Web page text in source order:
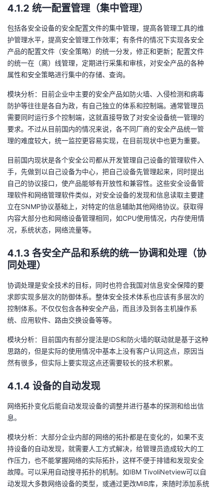
4.1.2 统一配置管理（集中管理）
包括各安全设备的安全配置文件的集中管理，提高各管理工具的维
护管理水平，提高安全管理工作效率；有条件的情况下实现各安全
产品的配置文件（安全策略）的统一分发，修正和更新；配置文件
的统一在（离）线管理，定期进行采集和审核，对安全产品的各种
属性和安全策略进行集中的存储、查询。
模块分析：目前企业中主要的安全产品如防火墙、入侵检测和病毒
防护等往往是各自为政，有自己独立的体系和控制端。通常管理员
需要同时运行多个控制端，这就直接导致了对安全设备统一管理的
要求。不过从目前国内的情况来说，各不同厂商的安全产品统一管
理的难度较大，统一监控更容易实现，在目前现状中也更为重要。
目前国内现状是各个安全公司都从开发管理自己设备的管理软件入
手，先做到以自己设备为中心，把自己设备先管理起来，同时提出
自己的协议接口，使产品能够有开放性和兼容性。这些安全设备管
理软件和网络管理软件类似，对安全设备的发现和信息读取主要建
立在SNMP协议基础上，对特定的信息辅助其他网络协议。获取得
内容大部分也和网络设备管理相同，如CPU使用情况，内存使用情
况，系统状态，网络流量等。
4.1.3 各安全产品和系统的统一协调和处理（协
同处理）
协调处理是安全技术的目标，同时也符合我国对信息安全保障的要
求即实现多层次的防御体系。整体安全技术体系也应该有多层次的
控制体系。不仅仅包含各种安全产品，而且涉及到各主机操作系
统、应用软件、路由交换设备等等。
模块分析：目前国内有部分提法是IDS和防火墙的联动就是基于这种
思路的，但是实际的使用情况中基本上没有客户认同这点，原因当
然有很多，但实际上要实现这点还需要较长的技术积累。
4.1.4 设备的自动发现
网络拓扑变化后能自动发现设备的调整并进行基本的探测和给出信
息。
模块分析：大部分企业内部的网络的拓扑都是在变化的，如果不支
持设备的自动发现，就需要人工方式解决，给管理员造成较大的工
作压力，也不能掌握网络的实际拓扑，这样不便于排错和发现安全
故障。可以采用自动搜寻拓扑的机制。如IBM TivoliNetview可以自
动发现大多数网络设备的类型，或通过更改MIB库，来随时添加系统